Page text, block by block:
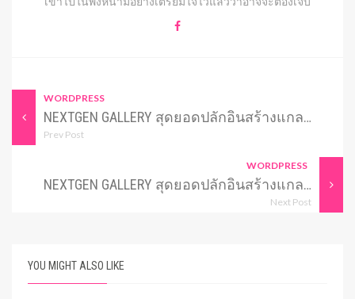
WORDPRESS
NEXTGEN GALLERY สุดยอดปลักอินสร้างแกลเลอรี่สำหรับเวิร์ดเพรส ตอนที่ 16 OPTIONS – ส่งท้าย
Prev Post
WORDPRESS
NEXTGEN GALLERY สุดยอดปลักอินสร้างแกลเลอรี่สำหรับเวิร์ดเพรส ตอนที่ 18 ROLES
Next Post
YOU MIGHT ALSO LIKE